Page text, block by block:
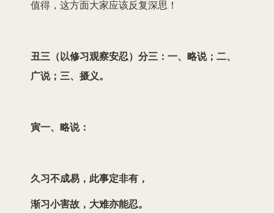
值得，这方面大家应该反复深思！
丑三（以修习观察安忍）分三：一、略说；二、
广说；三、摄义。
寅一、略说：
久习不成易，此事定非有，
渐习小害故，大难亦能忍。